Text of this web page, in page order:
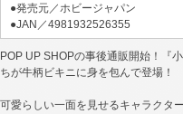
●発売元／ホビージャパン
●JAN／4981932526355
POP UP SHOPの事後通販開始！『
ちが牛柄ビキニに身を包んで登場！
可愛らしい一面を見せるキャラクタ